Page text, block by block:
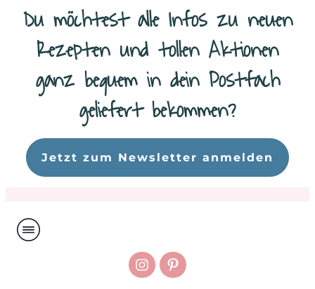
Du möchtest alle Infos zu neuen
Rezepten und tollen Aktionen
ganz bequem in dein Postfach
geliefert bekommen?
Jetzt zum Newsletter anmelden